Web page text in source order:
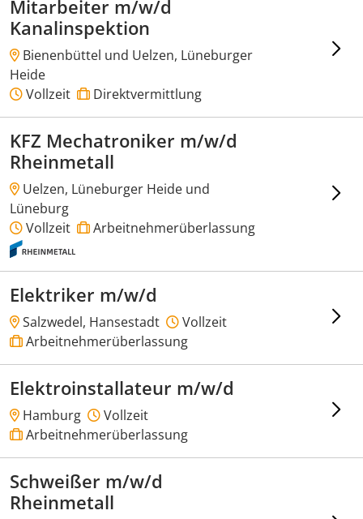
Mitarbeiter m/w/d
Kanalinspektion
Bienenbüttel und Uelzen, Lüneburger
Heide
Vollzeit
Direktvermittlung
KFZ Mechatroniker m/w/d
Rheinmetall
Uelzen, Lüneburger Heide und
Lüneburg
Vollzeit
Arbeitnehmerüberlassung
Elektriker m/w/d
Salzwedel, Hansestadt
Vollzeit
Arbeitnehmerüberlassung
Elektroinstallateur m/w/d
Hamburg
Vollzeit
Arbeitnehmerüberlassung
Schweißer m/w/d
Rheinmetall